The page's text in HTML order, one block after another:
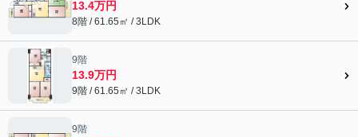
13.4万円
8階 / 61.65㎡ / 3LDK
9階
13.9万円
9階 / 61.65㎡ / 3LDK
9階